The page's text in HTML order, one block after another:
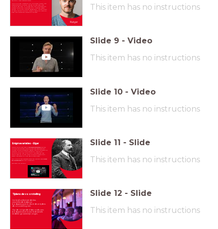
avontuur, naar nieuwe dingen.
Hoeklinkt een klapstoel? Kun je muziek maken met
slaande deuren? We gaan naar een concert waar niets
moeten veel mag. Er is alleen een klein probleempje:
Rutger, de portier. Toffe peer hoor, maar een beetje
stijfjes… Hij houdt niet vanverrassingen, niet van chaos
en zeker niet van rommel. Waarom eigenlijk niet? We
gaan het ontdekken tijdens dit concert!
Rutger
Foto: Paul
Tolenaar
This item has no instructions
Slide 9 - Video
This item has no instructions
Slide 10 - Video
This item has no instructions
Enigmavariaties - Elgar Slide 11 - Slide
This item has no instructions
Uw kind oefent met de klas
verschillende liedjes en
bodypercussie en doet deze tijdens
de voorstelling mee.
Op de volgende slides vindt u een
bodypercussie en een lied wat alle
kinderen gezamenlijk zingen.
Tijdens de voorstelling Slide 12 - Slide
This item has no instructions